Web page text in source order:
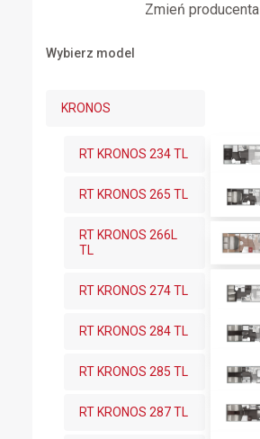
Zmień producenta
Wybierz model
KRONOS
RT KRONOS 234 TL
RT KRONOS 265 TL
RT KRONOS 266L
TL
RT KRONOS 274 TL
RT KRONOS 284 TL
RT KRONOS 285 TL
RT KRONOS 287 TL